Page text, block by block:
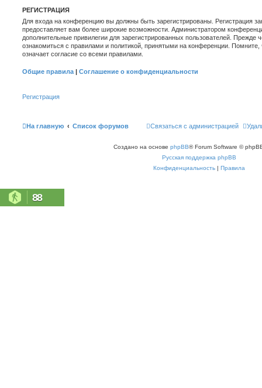
РЕГИСТРАЦИЯ
Для входа на конференцию вы должны быть зарегистрированы. Регистрация
предоставляет вам более широкие возможности. Администратором
дополнительные привилегии для зарегистрированных пользователей. Прежде
ознакомиться с правилами и политикой, принятыми на конференции.
означает согласие со всеми правилами.
Общие правила | Соглашение о конфиденциальности
Регистрация
На главную Список форумов Связаться с администрацией
Создано на основе phpBB® Forum Software ©
Русская поддержка phpBB
Конфиденциальность | Правила
88